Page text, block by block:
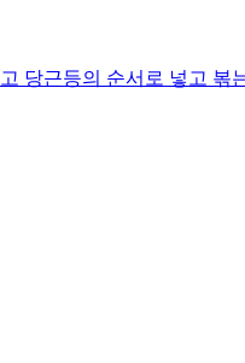
당근등의 순서로 넣고 볶